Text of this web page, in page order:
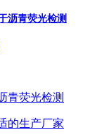
沥青荧光检测
青荧光检测
的生产厂家